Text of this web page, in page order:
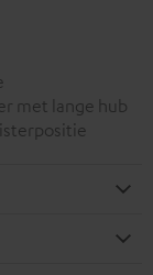
met lange hub